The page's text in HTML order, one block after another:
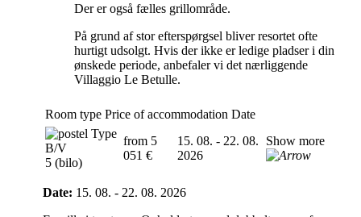
Der er også fælles grillområde.
På grund af stor efterspørgsel bliver resortet ofte
hurtigt udsolgt. Hvis der ikke er ledige pladser i din
ønskede periode, anbefaler vi det nærliggende
Villaggio Le Betulle.
Room type Price of accommodation Date
Type
B/V
5 (bilo)
from 5
051 €
15. 08. - 22. 08.
2026
Show more
Date: 15. 08. - 22. 08. 2026